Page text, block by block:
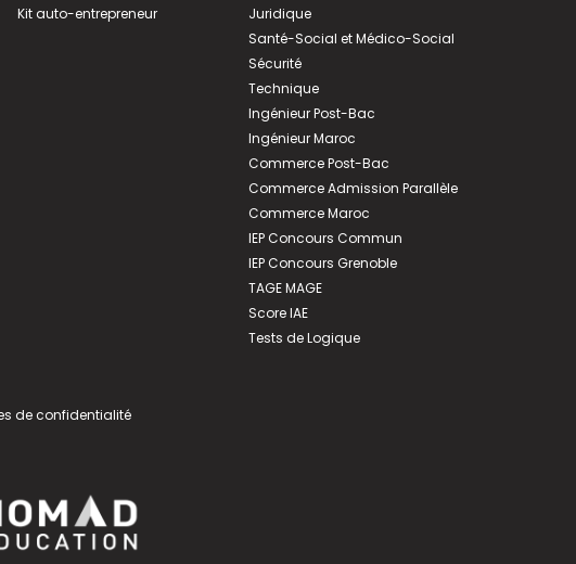
Kit auto-entrepreneur
Juridique
Santé-Social et Médico-Social
Sécurité
Technique
Ingénieur Post-Bac
Ingénieur Maroc
Commerce Post-Bac
Commerce Admission Parallèle
Commerce Maroc
IEP Concours Commun
IEP Concours Grenoble
TAGE MAGE
Score IAE
Tests de Logique
de confidentialité